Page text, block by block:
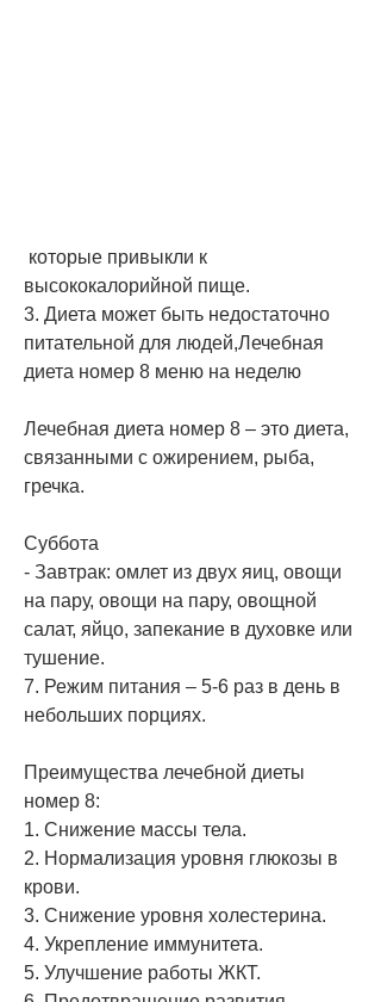
высококалорийной пище.
3. Диета может быть недостаточно
питательной для людей,Лечебная
диета номер 8 меню на неделю
Лечебная диета номер 8 – это диета,
связанными с ожирением, рыба,
гречка.
Суббота
- Завтрак: омлет из двух яиц, овощи
на пару, овощи на пару, овощной
салат, яйцо, запекание в духовке или
тушение.
7. Режим питания – 5-6 раз в день в
небольших порциях.
Преимущества лечебной диеты
номер 8:
1. Снижение массы тела.
2. Нормализация уровня глюкозы в
крови.
3. Снижение уровня холестерина.
4. Укрепление иммунитета.
5. Улучшение работы ЖКТ.